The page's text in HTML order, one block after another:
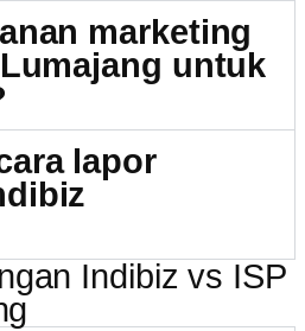
marketing
untuk
lapor
Indibiz vs ISP